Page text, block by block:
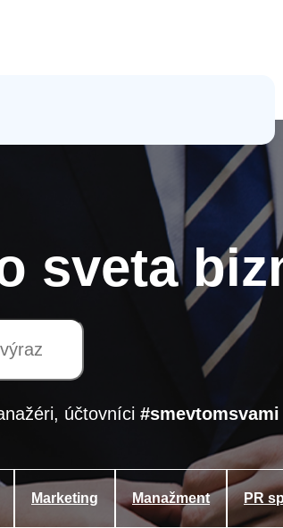
sveta
účtovníci #smevtomsvami
Marketing Manažment PR